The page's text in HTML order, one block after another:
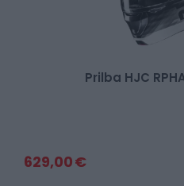
Prilba HJC
629,00 €